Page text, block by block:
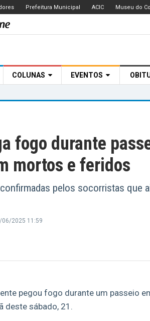
Prefeitura Municipal ACIC Museu do
COLUNAS EVENTOS
fogo durante
mortos e feridos
pelos socorristas que
06/2025 11:59
pegou fogo durante um passeio
deste sábado, 21.